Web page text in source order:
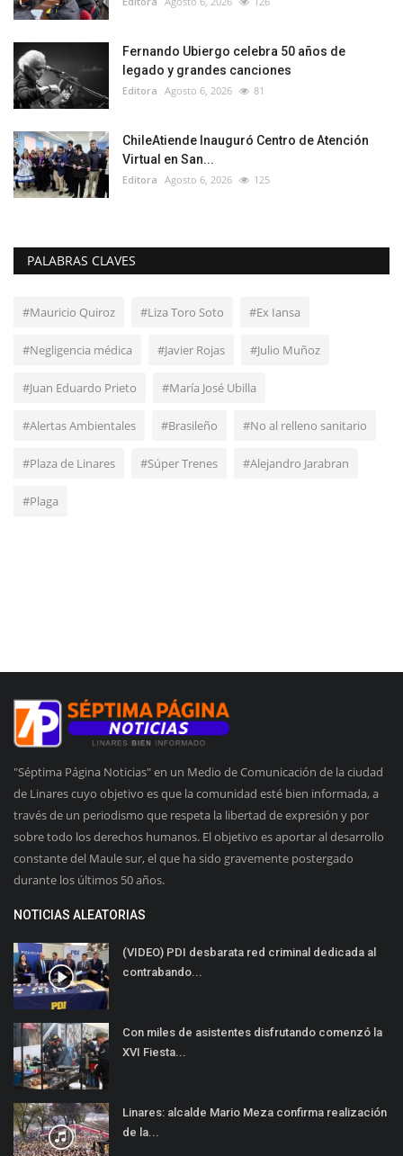
Fernando Ubiergo celebra 50 años de
legado y grandes canciones
Editora Agosto 6, 2026 81
ChileAtiende Inauguró Centro de Atención
Virtual en San...
Editora Agosto 6, 2026 125
PALABRAS CLAVES
#Mauricio Quiroz #Liza Toro Soto #Ex Iansa
#Negligencia médica #Javier Rojas #Julio Muñoz
#Juan Eduardo Prieto #María José Ubilla
#Alertas Ambientales #Brasileño #No al relleno sanitario
#Plaza de Linares #Súper Trenes #Alejandro Jarabran
#Plaga
"Séptima Página Noticias" en un Medio de Comunicación de la ciudad
de Linares cuyo objetivo es que la comunidad esté bien informada, a
través de un periodismo que respeta la libertad de expresión y por
sobre todo los derechos humanos. El objetivo es aportar al desarrollo
constante del Maule sur, el que ha sido gravemente postergado
durante los últimos 50 años.
NOTICIAS ALEATORIAS
(VIDEO) PDI desbarata red criminal dedicada al
contrabando...
Con miles de asistentes disfrutando comenzó la
XVI Fiesta...
Linares: alcalde Mario Meza confirma realización
de la...